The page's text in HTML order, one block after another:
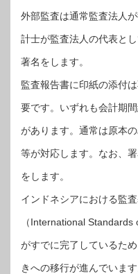
外部監査は通常監査法人
計士が監査法人の代表と
著名をします。
監査報告書に印紙の添付
要です。いずれも会計期
があります。通常は原本
等が対応します。なお、
をします。
インドネシアにおける監
（International
がすでに完了しているた
きへの移行が進んでいます